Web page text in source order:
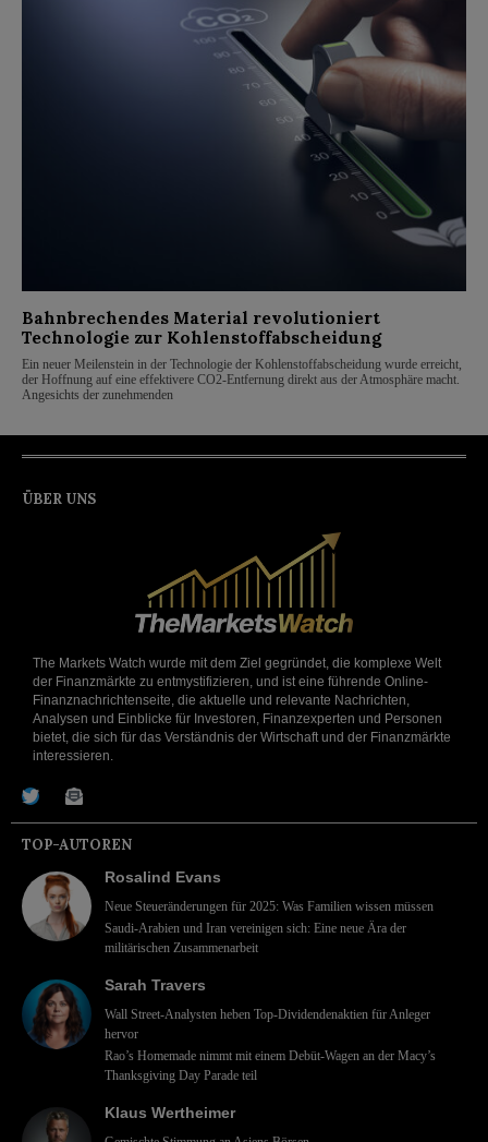
Bahnbrechendes Material revolutioniert
Technologie zur Kohlenstoffabscheidung
Ein neuer Meilenstein in der Technologie der Kohlenstoffabscheidung wurde erreicht,
der Hoffnung auf eine effektivere CO2-Entfernung direkt aus der Atmosphäre macht.
Angesichts der zunehmenden
ÜBER UNS
The Markets Watch wurde mit dem Ziel gegründet, die komplexe Welt
der Finanzmärkte zu entmystifizieren, und ist eine führende Online-
Finanznachrichtenseite, die aktuelle und relevante Nachrichten,
Analysen und Einblicke für Investoren, Finanzexperten und Personen
bietet, die sich für das Verständnis der Wirtschaft und der Finanzmärkte
interessieren.
TOP-AUTOREN
Rosalind Evans
Neue Steueränderungen für 2025: Was Familien wissen müssen
Saudi-Arabien und Iran vereinigen sich: Eine neue Ära der
militärischen Zusammenarbeit
Sarah Travers
Wall Street-Analysten heben Top-Dividendenaktien für Anleger
hervor
Rao’s Homemade nimmt mit einem Debüt-Wagen an der Macy’s
Thanksgiving Day Parade teil
Klaus Wertheimer